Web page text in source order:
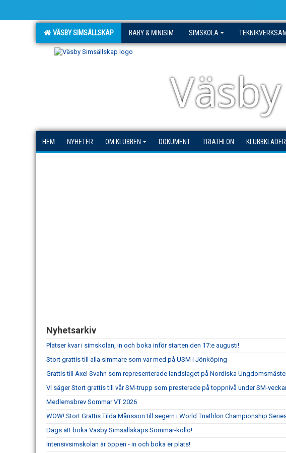
VÄSBY SIMSÄLLSKAP BABY & MINISIM SIMSKOLA
HEM NYHETER OM KLUBBEN DOKUMENT TRIATHLON KLUBBKLÄDER
Nyhetsarkiv
Platser kvar i simskolan, in och boka inför starten den 17:e augusti!
Stort grattis till alla simmare som var med på USM i Jönköping
Grattis till Axel Svahn som representerade landslaget på Nordiska
Vi säger Stort grattis till vår SM-trupp som presterade på toppnivå under SM-
Medlemsbrev Sommar VT 2026
WOW! Stort Grattis Tilda Månsson till segern i World Triathlon Championship
Dags att boka Väsby Simsällskaps Sommar-kollo!
Intensivsimskolan är öppen - in och boka er plats!